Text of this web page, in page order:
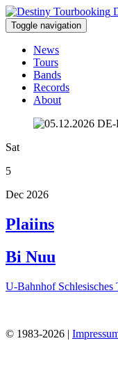
Toggle navigation
News
Tours
Bands
Records
About
Sat
5
Dec 2026
Plaiins
Bi Nuu
U-Bahnhof
© 1983-2026 |